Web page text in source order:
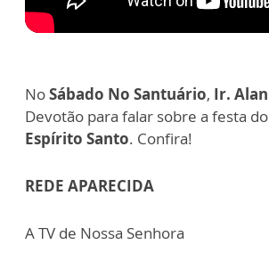
NoSábado No Santuário, Ir. Alan
Devotão para falar sobre a festa do
Espírito Santo. Confira!
REDE APARECIDA
A TV de Nossa Senhora